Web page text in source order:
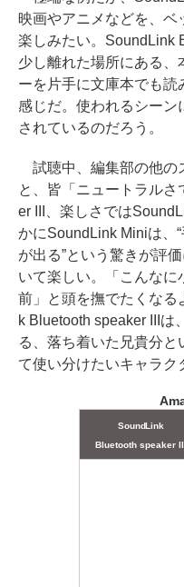
映画やアニメなどを、ベ
楽しみたい。SoundLink
少し離れた場所にある、
ーを片手に文庫本でも
感じだ。使われるシーン
されているのだろう。
試聴中、編集部の他の
と、皆「ニュートラル
er III、楽しさでは
かにSoundLink Miniは、
が出る”という驚きが評
いて楽しい。「こんなに
前」と頭を撫でたくなる
k Bluetooth speaker IIIは
る、落ち着いた兄貴分と
て使い分けたいキャラク
SoundLink
Bluetooth speaker